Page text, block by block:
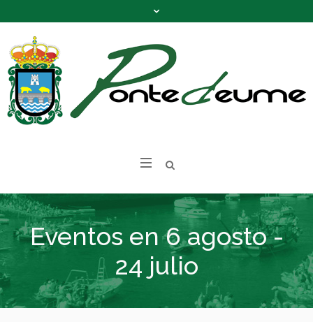
Eventos en 6 agosto -
24 julio